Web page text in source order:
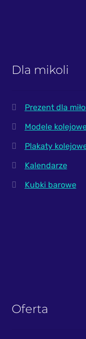
Dla mikoli
Prezent dla
Modele
Plakaty
Kalendarze
Kubki barowe
Oferta